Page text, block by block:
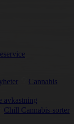
Cannabis
avkastning
Chill Cannabis-sorter